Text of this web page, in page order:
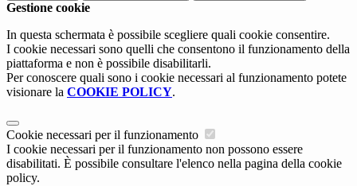
Gestione cookie
In questa schermata è possibile scegliere quali cookie consentire.
I cookie necessari sono quelli che consentono il funzionamento della
piattaforma e non è possibile disabilitarli.
Per conoscere quali sono i cookie necessari al funzionamento potete
visionare la COOKIE POLICY.
Cookie necessari per il funzionamento
I cookie necessari per il funzionamento non possono essere
disabilitati. È possibile consultare l'elenco nella pagina della cookie
policy.